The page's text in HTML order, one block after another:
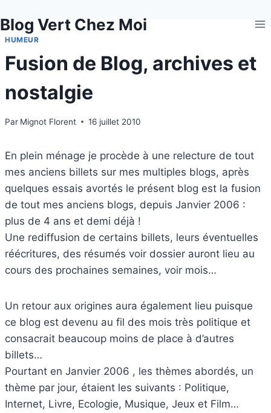
au
contenu
Blog Vert Chez Moi
HUMEUR
Fusion de Blog, archives et
nostalgie
Par Mignot Florent 16 juillet 2010
En plein ménage je procède à une relecture de tout
mes anciens billets sur mes multiples blogs, après
quelques essais avortés le présent blog est la fusion
de tout mes anciens blogs, depuis Janvier 2006 :
plus de 4 ans et demi déjà !
Une rediffusion de certains billets, leurs éventuelles
réécritures, des résumés voir dossier auront lieu au
cours des prochaines semaines, voir mois…
Un retour aux origines aura également lieu puisque
ce blog est devenu au fil des mois très politique et
consacrait beaucoup moins de place à d’autres
billets…
Pourtant en Janvier 2006 , les thèmes abordés, un
thème par jour, étaient les suivants : Politique,
Internet, Livre, Ecologie, Musique, Jeux et Film…